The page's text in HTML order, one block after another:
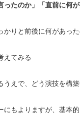
ったのか」 「直前に何
りと前後に何があった
えてみる
うえで、どう演技を構
にもよりますが、基本